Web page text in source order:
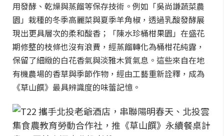
用發酵、乾燥與蒸餾等保存技術。例如「吳尚謙蔬菜農
園」栽種的冬季高麗菜與夏季羊角椒，透過乳酸發酵展
現出更具層次的柔和酸香；「陳水珍桶柑果園」在盛花
期修整的枝條也沒有浪費，經蒸餾轉化為桶柑花純露，
保留了細緻的白花香氣與淡雅木質氣息。這些來自在地
有機農場的香草與季節作物，經由工藝重新詮釋，成為
《草山饌》最具辨識度的味蕾記憶。